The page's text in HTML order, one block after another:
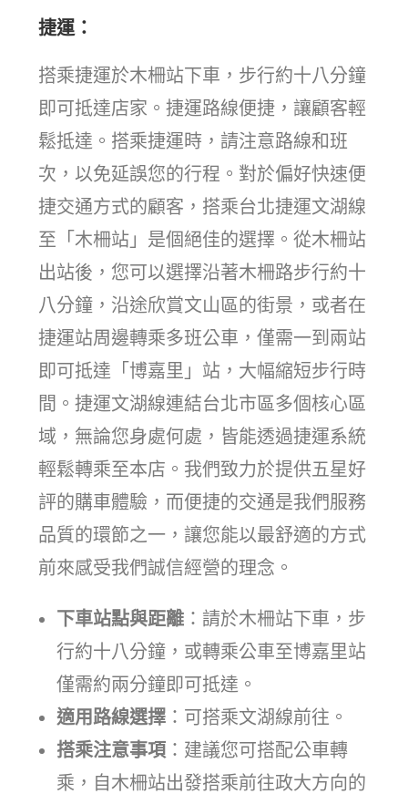
捷運：
搭乘捷運於木柵站下車，步行約十八分鐘
即可抵達店家。捷運路線便捷，讓顧客輕
鬆抵達。搭乘捷運時，請注意路線和班
次，以免延誤您的行程。對於偏好快速便
捷交通方式的顧客，搭乘台北捷運文湖線
至「木柵站」是個絕佳的選擇。從木柵站
出站後，您可以選擇沿著木柵路步行約十
八分鐘，沿途欣賞文山區的街景，或者在
捷運站周邊轉乘多班公車，僅需一到兩站
即可抵達「博嘉里」站，大幅縮短步行時
間。捷運文湖線連結台北市區多個核心區
域，無論您身處何處，皆能透過捷運系統
輕鬆轉乘至本店。我們致力於提供五星好
評的購車體驗，而便捷的交通是我們服務
品質的環節之一，讓您能以最舒適的方式
前來感受我們誠信經營的理念。
下車站點與距離 ：請於木柵站下車，步
行約十八分鐘，或轉乘公車至博嘉里站
僅需約兩分鐘即可抵達。
適用路線選擇 ：可搭乘文湖線前往。
搭乘注意事項 ：建議您可搭配公車轉
乘，自木柵站出發搭乘前往政大方向的